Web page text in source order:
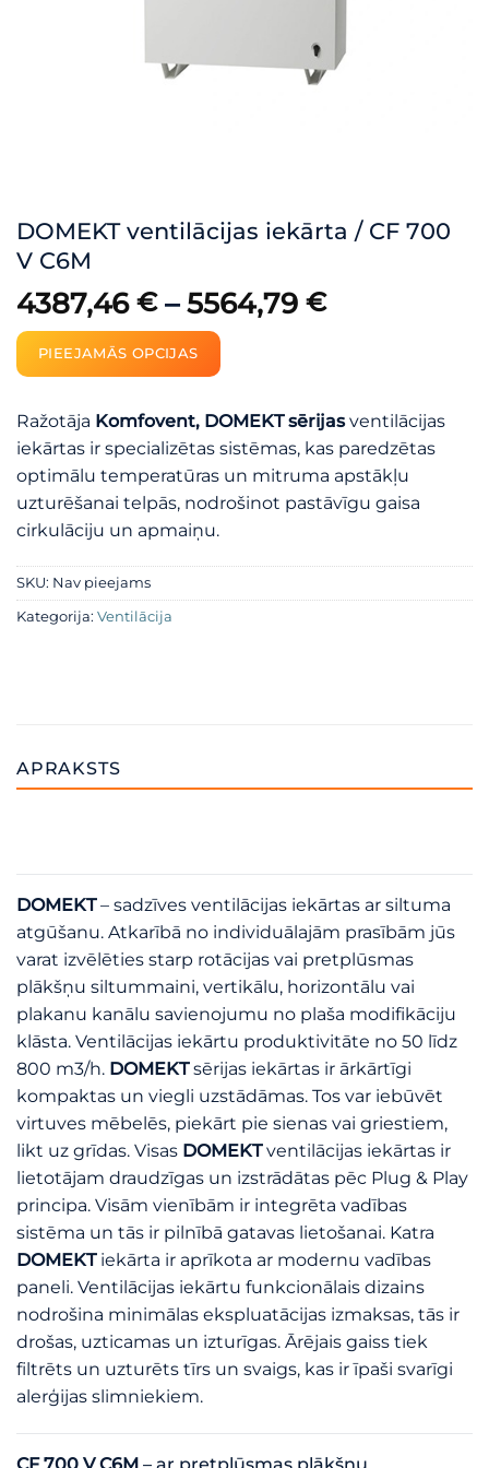
DOMEKT ventilācijas iekārta / CF 700
V C6M
4387,46 €–5564,79 €
PIEEJAMĀS OPCIJAS
Ražotāja Komfovent, DOMEKT sērijasventilācijas
iekārtas ir specializētas sistēmas, kas paredzētas
optimālu temperatūras un mitruma apstākļu
uzturēšanai telpās, nodrošinot pastāvīgu gaisa
cirkulāciju un apmaiņu.
SKU: Nav pieejams
Kategorija: Ventilācija
APRAKSTS
DOMEKT– sadzīves ventilācijas iekārtas ar siltuma
atgūšanu. Atkarībā no individuālajām prasībām jūs
varat izvēlēties starp rotācijas vai pretplūsmas
plākšņu siltummaini, vertikālu, horizontālu vai
plakanu kanālu savienojumu no plaša modifikāciju
klāsta. Ventilācijas iekārtu produktivitāte no 50 līdz
800 m3/h. DOMEKTsērijas iekārtas ir ārkārtīgi
kompaktas un viegli uzstādāmas. Tos var iebūvēt
virtuves mēbelēs, piekārt pie sienas vai griestiem,
likt uz grīdas. Visas DOMEKTventilācijas iekārtas ir
lietotājam draudzīgas un izstrādātas pēc Plug & Play
principa. Visām vienībām ir integrēta vadības
sistēma un tās ir pilnībā gatavas lietošanai. Katra
DOMEKTiekārta ir aprīkota ar modernu vadības
paneli. Ventilācijas iekārtu funkcionālais dizains
nodrošina minimālas ekspluatācijas izmaksas, tās ir
drošas, uzticamas un izturīgas. Ārējais gaiss tiek
filtrēts un uzturēts tīrs un svaigs, kas ir īpaši svarīgi
alerģijas slimniekiem.